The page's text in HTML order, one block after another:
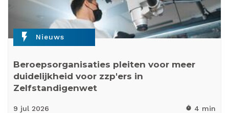
flash_on Nieuws
Beroepsorganisaties pleiten voor meer
duidelijkheid voor zzp'ers in
Zelfstandigenwet
9 jul 2026 timer 4 min